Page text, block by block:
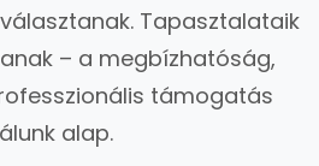
Tapasztalataik
– a megbízhatóság,
támogatás
alap.